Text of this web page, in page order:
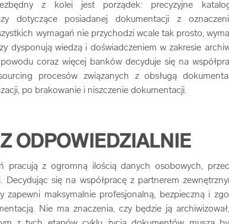
z kolei jest porządek: precyzyjne
dotyczące posiadanej dokumentacji z
wymagań nie przychodzi wcale tak prosto,
dysponują wiedzą i doświadczeniem w zakresie
coraz więcej banków decyduje się na
procesów związanych z obsługą
po brakowanie i niszczenie dokumentacji.
ODPOWIEDZIALNIE
pracują z ogromną ilością danych osobowych,
Decydując się na współpracę z partnerem
zapewni maksymalnie profesjonalną, bezpieczną i
Nie ma znaczenia, czy będzie ją